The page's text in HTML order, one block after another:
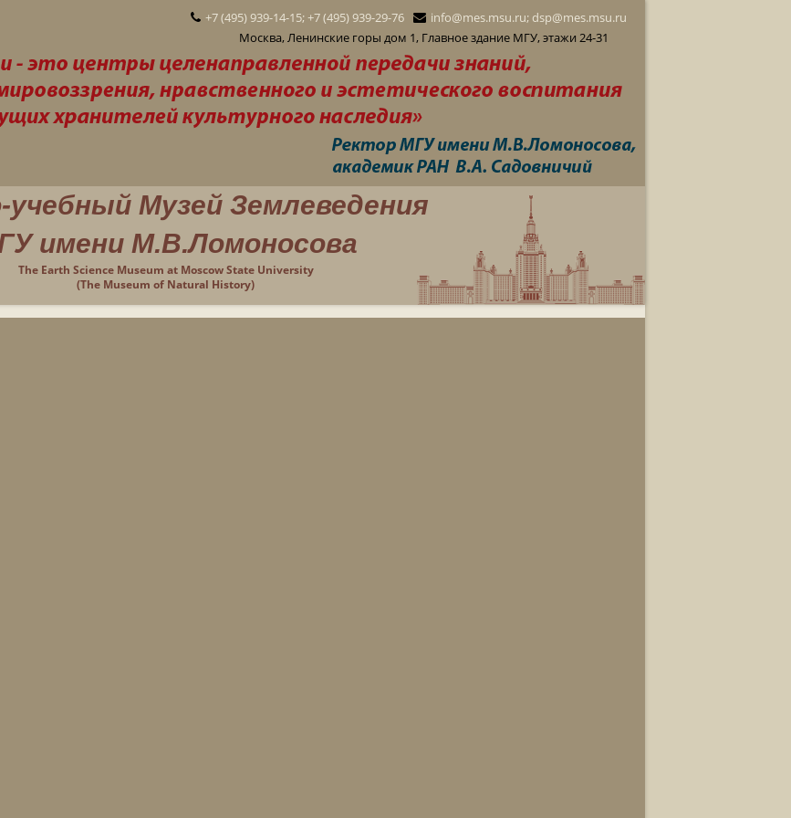
+7 (495) 939-14-15; +7 (495) 939-29-76
info@mes.msu.ru; dsp@mes.msu.ru
Москва, Ленинские горы дом 1, Главное здание МГУ, этажи 24-31
учебный Музей Землеведения
имени М.В.Ломоносова
The Earth Science Museum at Moscow State University
(The Museum of Natural History)